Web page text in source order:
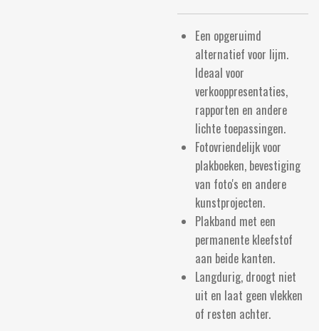
Een opgeruimd
alternatief voor lijm.
Ideaal voor
verkooppresentaties,
rapporten en andere
lichte toepassingen.
Fotovriendelijk voor
plakboeken, bevestiging
van foto's en andere
kunstprojecten.
Plakband met een
permanente kleefstof
aan beide kanten.
Langdurig, droogt niet
uit en laat geen vlekken
of resten achter.